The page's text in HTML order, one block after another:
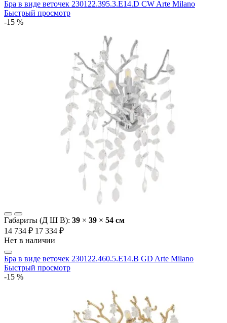
Бра в виде веточек 230122.395.3.E14.D CW Arte Milano
Быстрый просмотр
-15 %
Габариты (Д Ш В): 39 × 39 × 54 cм
14 734 ₽ 17 334 ₽
Нет в наличии
Бра в виде веточек 230122.460.5.E14.B GD Arte Milano
Быстрый просмотр
-15 %